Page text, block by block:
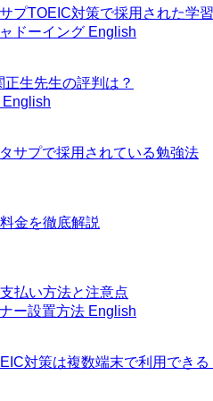
プTOEIC対策で採用された学
English
生先生の評判は？
English
サプで採用されている勉強法
金を徹底解説
払い方法と注意点
English
対策は複数端末で利用できる